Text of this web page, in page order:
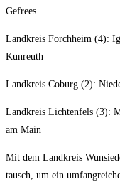
Gefrees
Land­kreis Forch­heim (4):
Kunreuth
Land­kreis Coburg (2):
Land­kreis Lich­ten­fels (3):
am Main
Mit dem Land­kreis
tausch, um ein